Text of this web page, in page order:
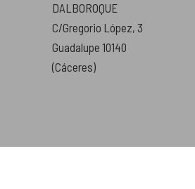
DALBOROQUE
C/Gregorio López, 3
Guadalupe 10140
(Cáceres)